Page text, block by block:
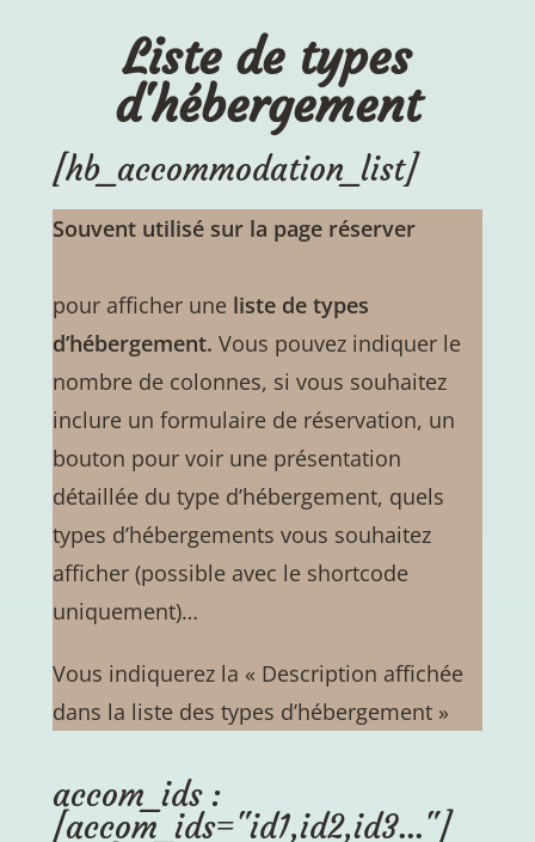
Liste de types
d'hébergement
[hb_accommodation_list]
Souvent utilisé sur la page réserver
pour afficher une liste de types
d’hébergement. Vous pouvez indiquer le
nombre de colonnes, si vous souhaitez
inclure un formulaire de réservation, un
bouton pour voir une présentation
détaillée du type d’hébergement, quels
types d’hébergements vous souhaitez
afficher (possible avec le shortcode
uniquement)…
Vous indiquerez la « Description affichée
dans la liste des types d’hébergement »
accom_ids :
[accom_ids="id1,id2,id3..."]